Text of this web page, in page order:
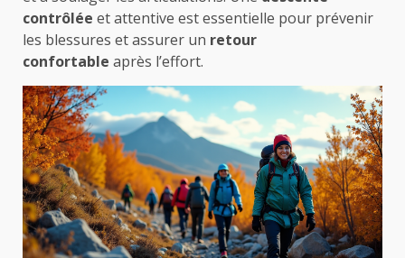
contrôlée et attentive est essentielle pour prévenir
les blessures et assurer un retour
confortable après l’effort.